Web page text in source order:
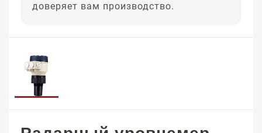
доверяет вам производство.